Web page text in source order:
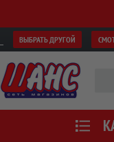
ВЫБРАТЬ ДРУГОЙ